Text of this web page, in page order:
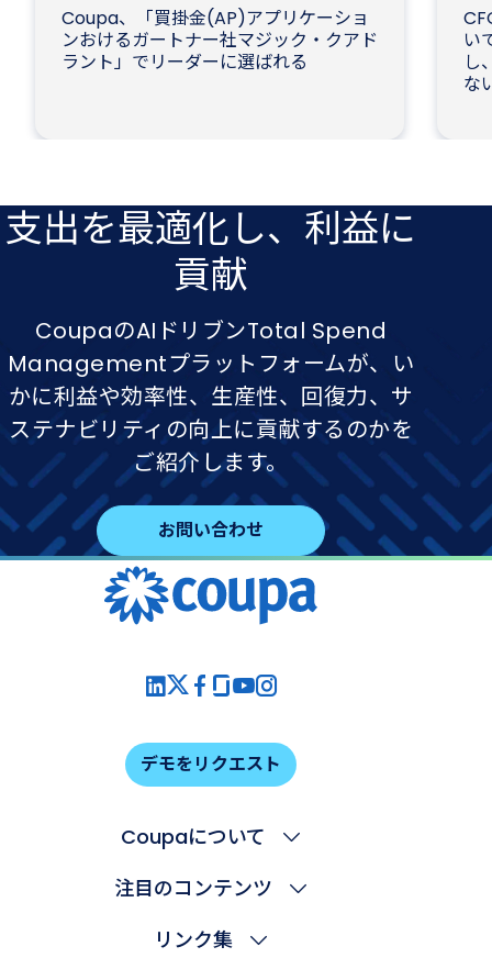
Coupa、「買掛金(AP)アプリケーショ
ンおけるガートナー社マジック・クアド
ラント」でリーダーに選ばれる
い
し
な
支出を​最適化し、​利益に​
貢献
CoupaのAIドリブンTotal Spend
Managementプラットフォームが、い
かに利益や効率性、生産性、回復力、サ
ステナビリティの向上に貢献するのかを
ご紹介します。
お問い合わせ
デモをリクエスト
Coupaについて
注目のコンテンツ
リンク集